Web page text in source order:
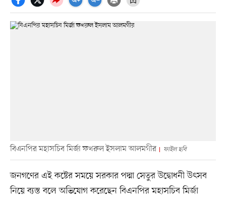
বিএনপির মহাসচিব মির্জা ফখরুল ইসলাম আলমগীর ফাইল ছবি
জনগণের এই কষ্টের সময়ে সরকার পদ্মা সেতুর উদ্বোধনী উৎসব
নিয়ে ব্যস্ত বলে অভিযোগ করেছেন বিএনপির মহাসচিব মির্জা